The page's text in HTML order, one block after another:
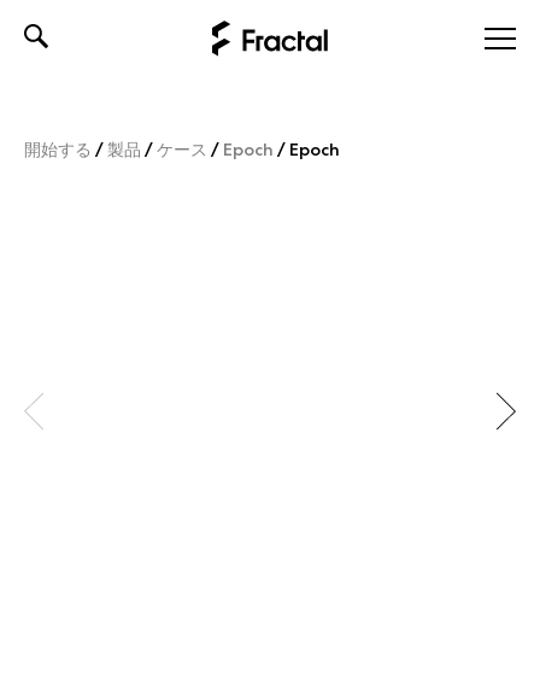
開始する /製品 /ケース / Epoch / Epoch